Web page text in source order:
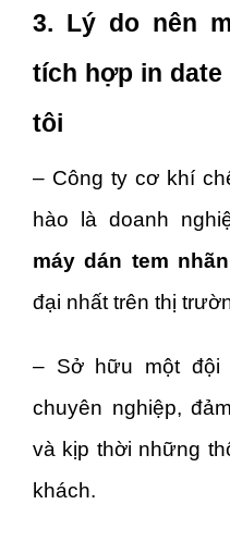
3. Lý do nên
tích hợp in
tôi
– Công ty cơ khí
hào là doanh
máy dán tem
đại nhất trên thị
– Sở hữu một đội
chuyên nghiệp,
và kịp thời những
khách.